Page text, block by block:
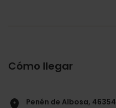
Cómo llegar
Penén de Albosa, 46354